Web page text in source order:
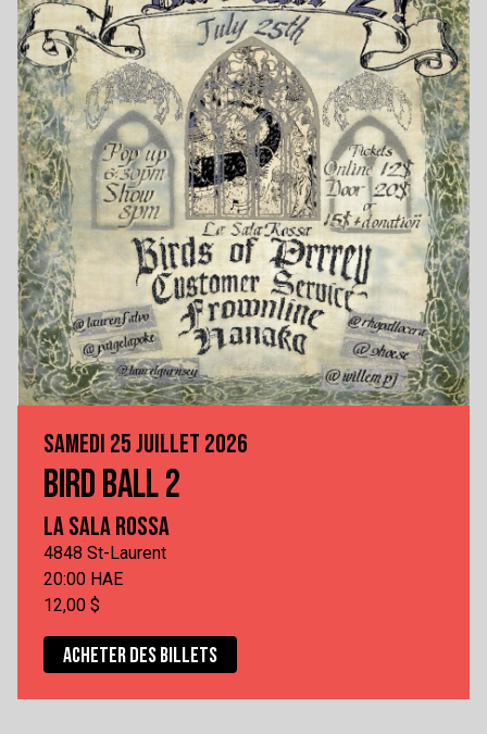
SAMEDI 25 JUILLET 2026
BIRD BALL 2
LA SALA ROSSA
4848 St-Laurent
20:00 HAE
12,00 $
ACHETER DES BILLETS